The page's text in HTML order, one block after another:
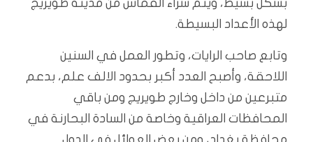
بشكل بسيط، ويتم شراء القماش من مدينة طويريج
لهذه الأعداد البسيطة.
وتابع صاحب الرايات، وتطور العمل في السنين
اللاحقة، وأصبح العدد أكبر بحدود الالف علم، بدعم
متبرعين من داخل وخارج طويريج ومن باقي
المحافظات العراقية وخاصة من السادة البحارنة في